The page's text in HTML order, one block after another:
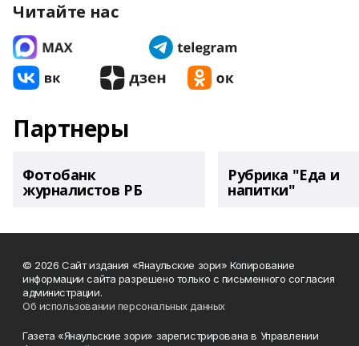
Читайте нас
Партнеры
Фотобанк
журналистов РБ
Рубрика "Еда и
напитки"
© 2026 Сайт издания «Янаульские зори» Копирование
информации сайта разрешено только с письменного согласия
администрации.
Об использовании персональных данных
Газета «Янаульские зори» зарегистрирована в Управлении